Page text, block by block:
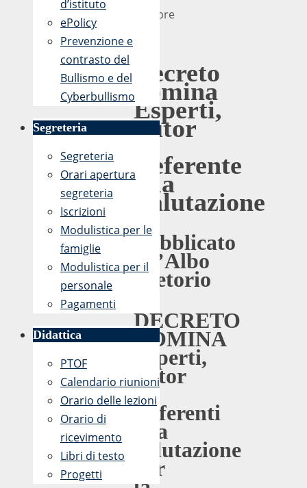
Ottobre
Decreto
nomina
Esperti,
Tutor
Referente
alla
Valutazione
Pubblicato
all’Albo
Pretorio
DECRETO
NOMINA
Esperti,
Tutor
e
Referenti
alla
valutazione
per
d’istituto
ePolicy
Prevenzione e
contrasto del
Bullismo e del
Cyberbullismo
Segreteria
Segreteria
Orari apertura
segreteria
Iscrizioni
Modulistica per le
famiglie
Modulistica per il
personale
Pagamenti
Didattica
PTOF
Calendario riunioni
Orario delle lezioni
Orario di
ricevimento
Libri di testo
Progetti